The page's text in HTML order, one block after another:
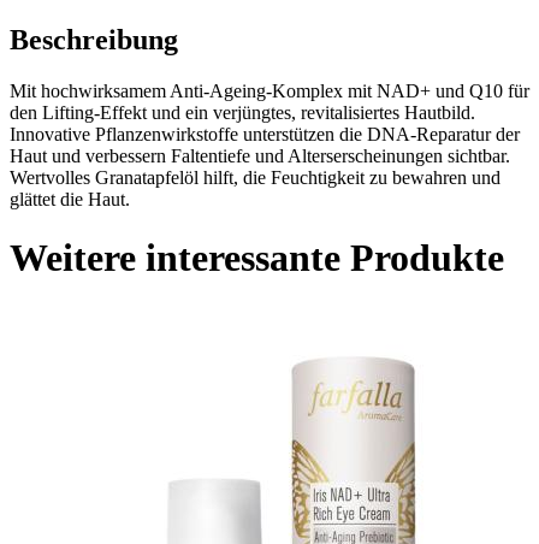
Beschreibung
Mit hochwirksamem Anti-Ageing-Komplex mit NAD+ und Q10 für
den Lifting-Effekt und ein verjüngtes, revitalisiertes Hautbild.
Innovative Pflanzenwirkstoffe unterstützen die DNA-Reparatur der
Haut und verbessern Faltentiefe und Alterserscheinungen sichtbar.
Wertvolles Granatapfelöl hilft, die Feuchtigkeit zu bewahren und
glättet die Haut.
Weitere interessante Produkte